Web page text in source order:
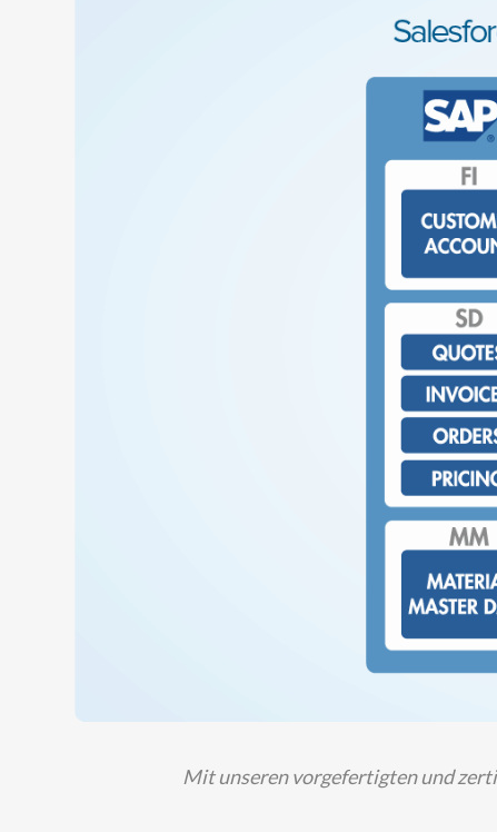
Mit unseren vorgefertigten und